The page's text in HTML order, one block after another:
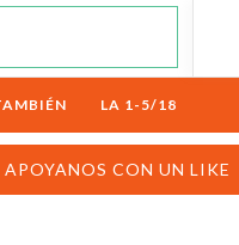
LA 1-5/18
APOYANOS CON UN LIKE